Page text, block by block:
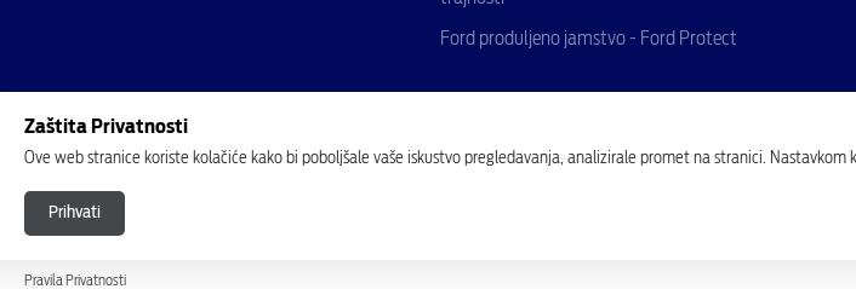
Ford produljeno jamstvo - Ford Protect
Zaštita Privatnosti
Ove web stranice koriste kolačiće kako bi poboljšale vaše iskustvo pregledavanja, analizirale promet na stranici.
Prihvati
Pravila Privatnosti